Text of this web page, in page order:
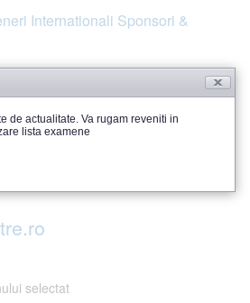
Internationali Sponsori &
selectat
de actualitate. Va rugam reveniti in
lista examene